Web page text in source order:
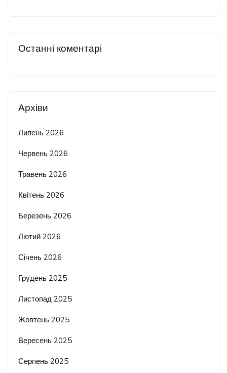
Останні коментарі
Архіви
Липень 2026
Червень 2026
Травень 2026
Квітень 2026
Березень 2026
Лютий 2026
Січень 2026
Грудень 2025
Листопад 2025
Жовтень 2025
Вересень 2025
Серпень 2025